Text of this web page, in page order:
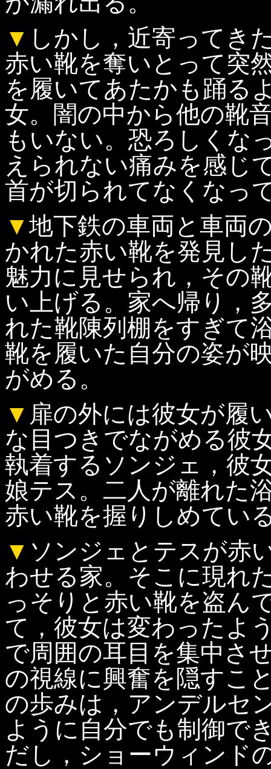
▼ しかし，近寄ってき
赤い靴を奪いとって突
を履いてあたかも踊る
女。闇の中から他の靴
もいない。恐ろしくな
えられない痛みを感じ
首が切られてなくなっ
▼地下鉄の車両と車両
かれた赤い靴を発見し
魅力に見せられ，その
い上げる。家へ帰り，
れた靴陳列棚をすぎて
靴を履いた自分の姿が
がめる。
▼ 扉の外には彼女が履
な目つきでながめる彼
執着するソンジェ，彼
娘テス。二人が離れた
赤い靴を握りしめてい
▼ ソンジェとテスが赤
わせる家。そこに現れ
っそりと赤い靴を盗ん
て，彼女は変わったよ
で周囲の耳目を集中さ
の視線に興奮を隠すこ
の歩みは，アンデルセ
ように自分でも制御で
だし，ショーウィンド